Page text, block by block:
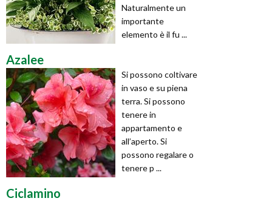
Naturalmente un
importante
elemento è il fu ...
Azalee
Si possono coltivare
in vaso e su piena
terra. Si possono
tenere in
appartamento e
all’aperto. Si
possono regalare o
tenere p ...
Ciclamino